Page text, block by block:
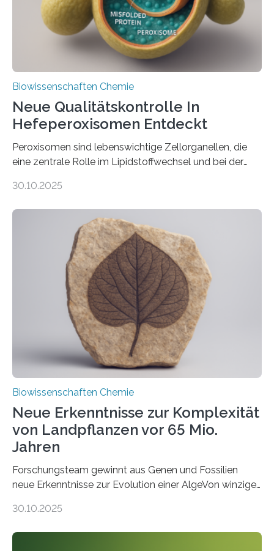
Biowissenschaften Chemie
Neue Qualitätskontrolle In
Hefeperoxisomen Entdeckt
Peroxisomen sind lebenswichtige Zellorganellen, die
eine zentrale Rolle im Lipidstoffwechsel und bei der
erfüllen können, müssen zahlreiche Enzyme präzise in
der Ruhr-Universität Bochum um Prof. Dr. Ralf Erdmann
und Dr. Ismaila Francis Yusuf hat nun einen bislang
unbekannten Qualitätskontrollmechanismus des
peroxisomalen Proteintransports in der Bäckerhefe
Saccharomyces cerevisiae entdeckt, der für die
Funktionsfähigkeit der Organellen entscheidend ist. Die
Studie wurde am 28. Oktober 2025 in der
Fachzeitschrift…
30.10.2025
Biowissenschaften Chemie
Neue Erkenntnisse zur Komplexität
von Landpflanzen vor 65 Mio.
Jahren
Forschungsteam gewinnt aus Genen und Fossilien
neue Erkenntnisse zur Evolution einer AlgeVon winzigen
Landpflanzen zählen zu den komplexesten
30.10.2025